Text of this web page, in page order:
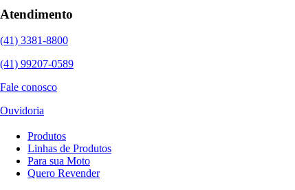
Atendimento
(41) 3381-8800
(41) 99207-0589
Fale conosco
Ouvidoria
Produtos
Linhas de Produtos
Para sua Moto
Quero Revender